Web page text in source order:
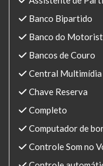
Banco Bipartido
Banco do
Bancos de Couro
Central Multimídia
Chave Reserva
Completo
Computador de
Controle Som no